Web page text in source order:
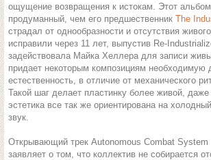
ощущение возвращения к истокам. Этот
продуманный, чем его предшественник The
страдал от однообразности и отсутствия
исправили через 11 лет, выпустив Re-
задействовала Майка Хеллера для записи
придает некоторым композициям необходимую
естественность, в отличие от механического
Такой шаг делает пластинку более живой, даже
эстетика все так же ориентирована на
звук.
Открывающий трек Autonomous Combat System
заявляет о том, что коллектив не собирается